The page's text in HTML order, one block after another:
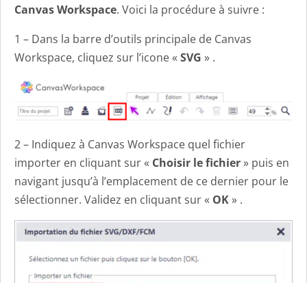
Canvas Workspace. Voici la procédure à suivre :
1 – Dans la barre d’outils principale de Canvas
Workspace, cliquez sur l’icone « SVG » .
2 – Indiquez à Canvas Workspace quel fichier
importer en cliquant sur « Choisir le fichier» puis en
navigant jusqu’à l’emplacement de ce dernier pour le
sélectionner. Validez en cliquant sur « OK» .